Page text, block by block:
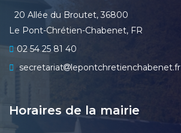
20 Allée du Broutet, 36800
Le Pont-Chrétien-Chabenet, FR
02 54 25 81 40
secretariat
lepontchretienchabenet.fr
Horaires de la mairie